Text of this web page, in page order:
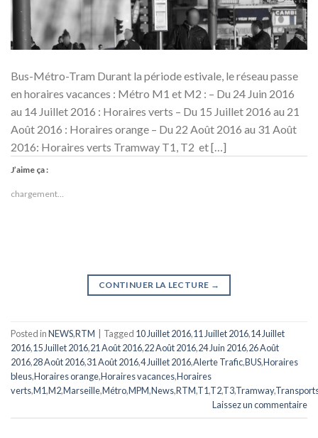
Bus-Métro-Tram Durant la période estivale, le réseau passe
en horaires vacances : Métro M1 et M2 : – Du 24 Juin 2016
au 14 Juillet 2016 : Horaires verts – Du 15 Juillet 2016 au 21
Août 2016 : Horaires orange – Du 22 Août 2016 au 31 Août
2016: Horaires verts Tramway T1, T2 et […]
J’aime ça :
chargement…
CONTINUER LA LECTURE →
Posted inNEWS,RTM Tagged 10 Juillet 2016,11 Juillet 2016,14 Juillet
2016,15 Juillet 2016,21 Août 2016,22 Août 2016,24 Juin 2016,26 Août
2016,28 Août 2016,31 Août 2016,4 Juillet 2016,Alerte Trafic,BUS,Horaires
bleus,Horaires orange,Horaires vacances,Horaires
verts,M1,M2,Marseille,Métro,MPM,News,RTM,T1,T2,T3,Tramway,
Laissez un commentaire